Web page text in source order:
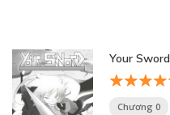
Your Sword
Chương 0